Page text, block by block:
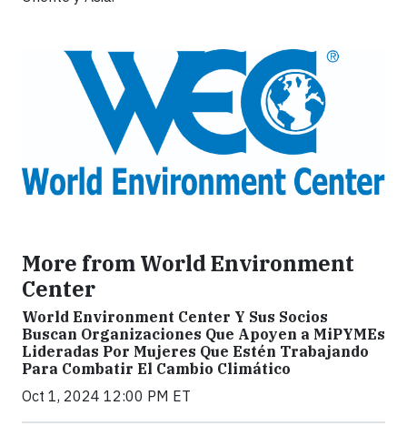
More from World Environment
Center
World Environment Center Y Sus Socios
Buscan Organizaciones Que Apoyen a MiPYMEs
Lideradas Por Mujeres Que Estén Trabajando
Para Combatir El Cambio Climático
Oct 1, 2024 12:00 PM ET